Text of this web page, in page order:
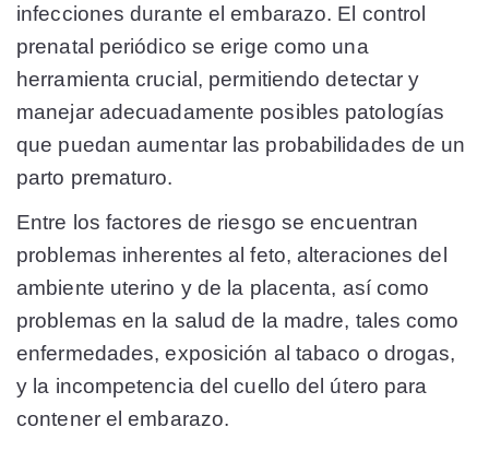
infecciones durante el embarazo. El control
prenatal periódico se erige como una
herramienta crucial, permitiendo detectar y
manejar adecuadamente posibles patologías
que puedan aumentar las probabilidades de un
parto prematuro.
Entre los factores de riesgo se encuentran
problemas inherentes al feto, alteraciones del
ambiente uterino y de la placenta, así como
problemas en la salud de la madre, tales como
enfermedades, exposición al tabaco o drogas,
y la incompetencia del cuello del útero para
contener el embarazo.